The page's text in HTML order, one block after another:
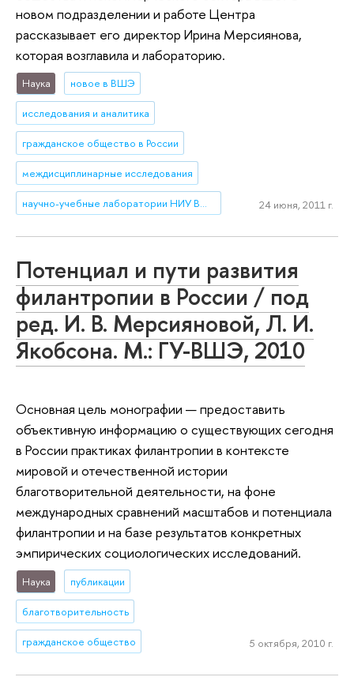
новом подразделении и работе Центра
рассказывает его директор Ирина Мерсиянова,
которая возглавила и лабораторию.
Наука новое в ВШЭ
исследования и аналитика
гражданское общество в России
междисциплинарные исследования
научно-учебные лаборатории НИУ ВШЭ 24 июня, 2011 г.
Потенциал и пути развития
филантропии в России / под
ред. И. В. Мерсияновой, Л. И.
Якобсона. М.: ГУ-ВШЭ, 2010
Основная цель монографии — предоставить
объективную информацию о существующих сегодня
в России практиках филантропии в контексте
мировой и отечественной истории
благотворительной деятельности, на фоне
международных сравнений масштабов и потенциала
филантропии и на базе результатов конкретных
эмпирических социологических исследований.
Наука публикации
благотворительность
гражданское общество 5 октября, 2010 г.